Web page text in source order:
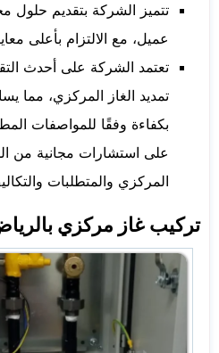
تتميز الشركة بتقديم حلول
عميل، مع الالتزام بأعلى
تعتمد الشركة على أحدث
تمديد الغاز المركزي، مما
بكفاءة وفقًا للمواصفات
على استشارات مجانية من
المركزي والمتطلبات
تركيب غاز مركزي